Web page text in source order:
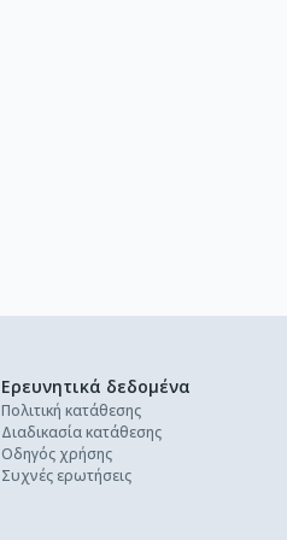
Ερευνητικά δεδομένα
Πολιτική κατάθεσης
Διαδικασία κατάθεσης
Οδηγός χρήσης
Συχνές ερωτήσεις